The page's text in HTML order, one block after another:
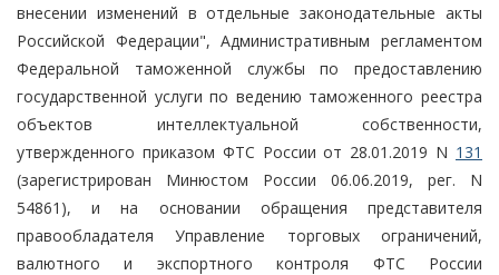
внесении изменений в отдельные законодательные акты
Российской Федерации", Административным регламентом
Федеральной таможенной службы по предоставлению
государственной услуги по ведению таможенного реестра
объектов интеллектуальной собственности,
утвержденного приказом ФТС России от 28.01.2019 N 131
(зарегистрирован Минюстом России 06.06.2019, рег. N
54861), и на основании обращения представителя
правообладателя Управление торговых ограничений,
валютного и экспортного контроля ФТС России